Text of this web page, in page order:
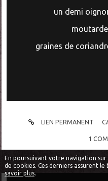
En poursuivant votre navigation
de cookies. Ces derniers assurent
savoir plus.
un demi
graines de
LIEN PERMANENT
1